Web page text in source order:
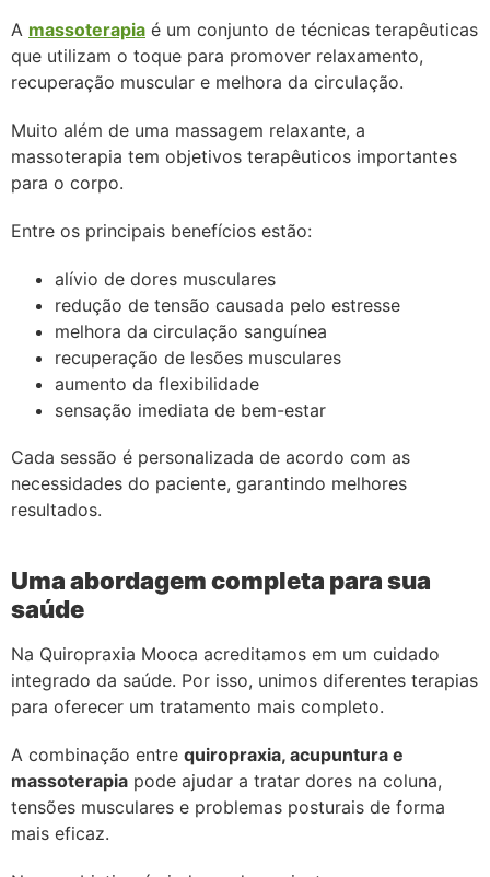
A massoterapia é um conjunto de técnicas terapêuticas
que utilizam o toque para promover relaxamento,
recuperação muscular e melhora da circulação.
Muito além de uma massagem relaxante, a
massoterapia tem objetivos terapêuticos importantes
para o corpo.
Entre os principais benefícios estão:
alívio de dores musculares
redução de tensão causada pelo estresse
melhora da circulação sanguínea
recuperação de lesões musculares
aumento da flexibilidade
sensação imediata de bem-estar
Cada sessão é personalizada de acordo com as
necessidades do paciente, garantindo melhores
resultados.
Uma abordagem completa para sua
saúde
Na Quiropraxia Mooca acreditamos em um cuidado
integrado da saúde. Por isso, unimos diferentes terapias
para oferecer um tratamento mais completo.
A combinação entre quiropraxia, acupuntura e
massoterapia pode ajudar a tratar dores na coluna,
tensões musculares e problemas posturais de forma
mais eficaz.